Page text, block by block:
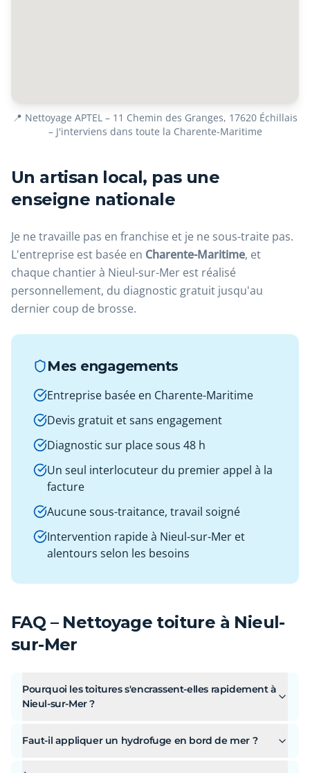
📍 Nettoyage APTEL – 11 Chemin des Granges, 17620 Échillais
– J'interviens dans toute la Charente-Maritime
Un artisan local, pas une
enseigne nationale
Je ne travaille pas en franchise et je ne sous-traite pas.
L'entreprise est basée en Charente-Maritime, et
chaque chantier à Nieul-sur-Mer est réalisé
personnellement, du diagnostic gratuit jusqu'au
dernier coup de brosse.
Mes engagements
Entreprise basée en Charente-Maritime
Devis gratuit et sans engagement
Diagnostic sur place sous 48 h
Un seul interlocuteur du premier appel à la
facture
Aucune sous-traitance, travail soigné
Intervention rapide à Nieul-sur-Mer et
alentours selon les besoins
FAQ – Nettoyage toiture à Nieul-
sur-Mer
Pourquoi les toitures s'encrassent-elles rapidement à
Nieul-sur-Mer ?
Faut-il appliquer un hydrofuge en bord de mer ?